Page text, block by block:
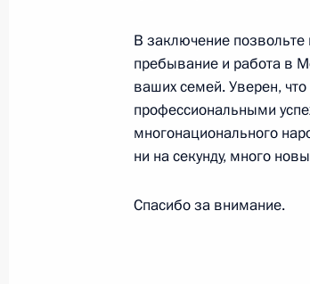
банка Джеймсом
20 января 2004 года, 19:42
19 января 2004 года,
Ответы на вопросы
В заключение
пребывание и работа в
ваших семей. Уверен,
профессиональными
многонационального
ни на секунду, много
Спасибо за внимание.